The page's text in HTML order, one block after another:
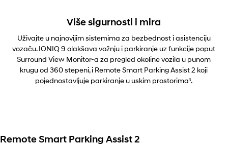
Više sigurnosti i mira
Uživajte u najnovijim sistemima za bezbednost i asistenciju
vozaču. IONIQ 9 olakšava vožnju i parkiranje uz funkcije poput
Surround View Monitor-a za pregled okoline vozila u punom
krugu od 360 stepeni, i Remote Smart Parking Assist 2 koji
pojednostavljuje parkiranje u uskim prostorima³.
Remote Smart Parking Assist 2